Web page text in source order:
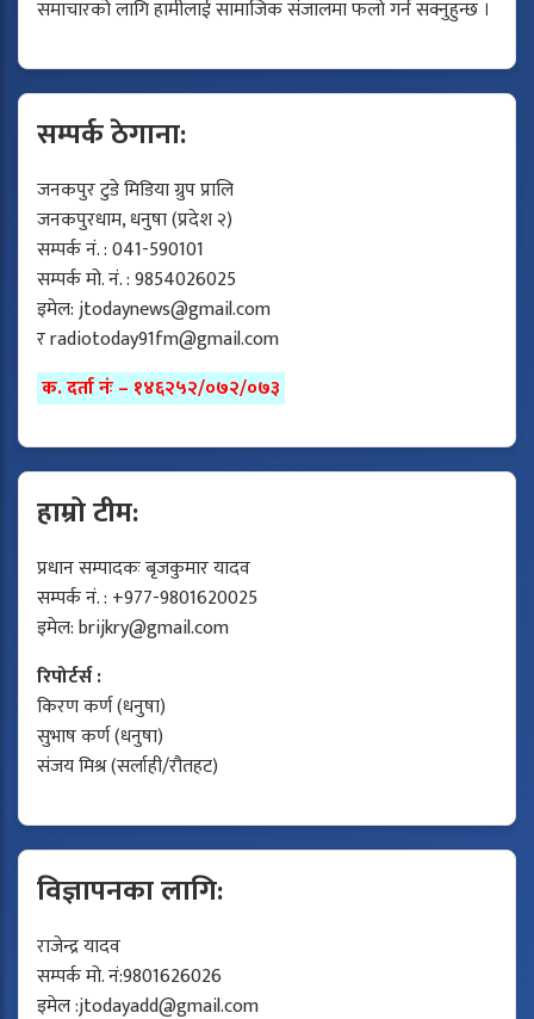
समाचारको लागि हामीलाई सामाजिक संजालमा फलो गर्न सक्नुहुन्छ ।
सम्पर्क ठेगाना:
जनकपुर टुडे मिडिया ग्रुप प्रालि
जनकपुरधाम, धनुषा (प्रदेश २)
सम्पर्क नं. : 041-590101
सम्पर्क मो. नं. : 9854026025
इमेल:jtodaynews@gmail.com
रradiotoday91fm@gmail.com
क. दर्ता नंः – १४६२५२/०७२/०७३
हाम्रो टीम:
प्रधान सम्पादकः बृजकुमार यादव
सम्पर्क नं. : +977-9801620025
इमेल:brijkry@gmail.com
रिपोर्टर्स :
किरण कर्ण (धनुषा)
सुभाष कर्ण (धनुषा)
संजय मिश्र (सर्लाही/रौतहट)
विज्ञापनका लागि:
राजेन्द्र यादव
सम्पर्क मो. नं:9801626026
इमेल :jtodayadd@gmail.com